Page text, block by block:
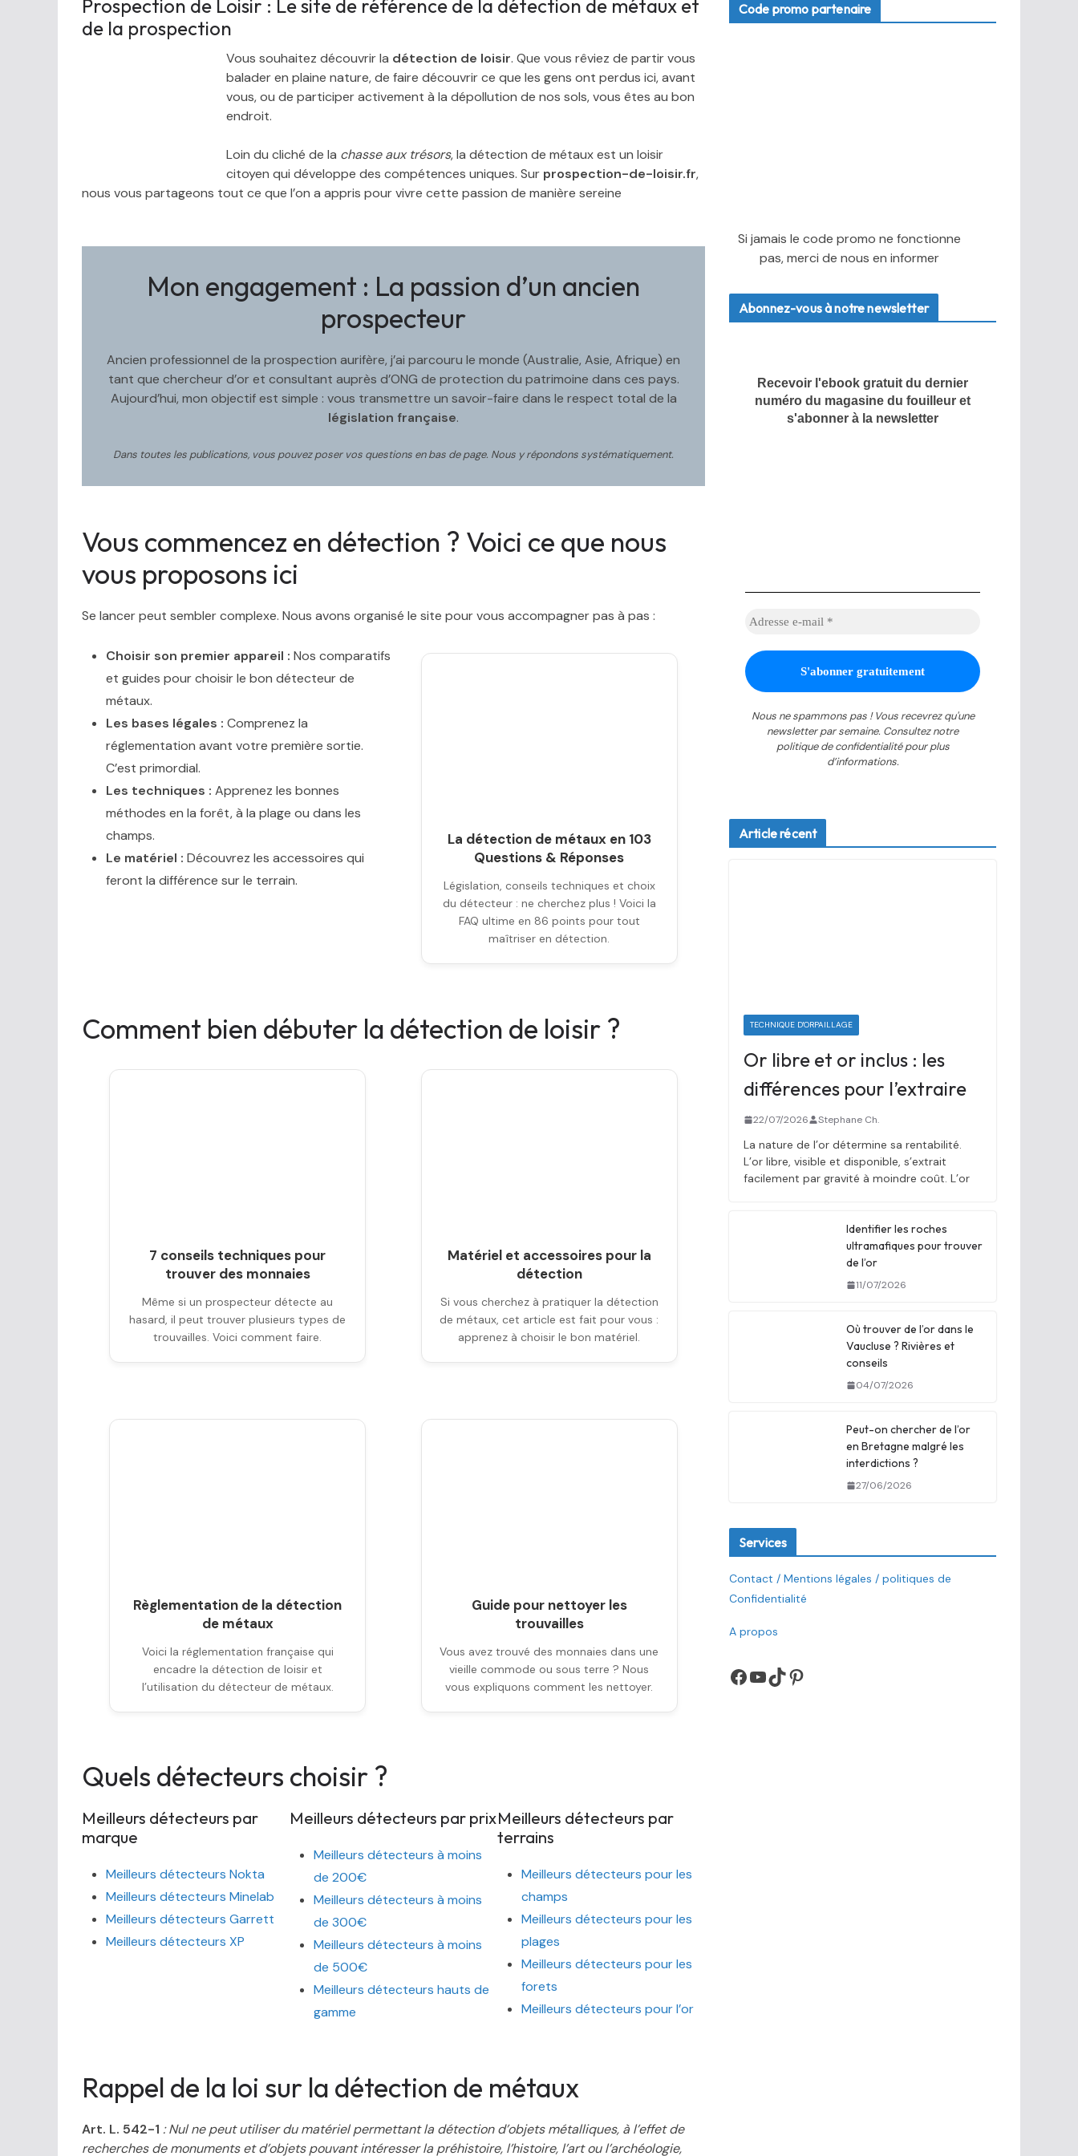
Prospection de Loisir : Le site de référence de la détection de métaux et
de la prospection
Vous souhaitez découvrir la détection de loisir. Que vous rêviez de partir vous
balader en plaine nature, de faire découvrir ce que les gens ont perdus ici, avant
vous, ou de participer activement à la dépollution de nos sols, vous êtes au bon
endroit.
Loin du cliché de la chasse aux trésors, la détection de métaux est un loisir
citoyen qui développe des compétences uniques. Sur prospection-de-loisir.fr,
nous vous partageons tout ce que l’on a appris pour vivre cette passion de manière sereine
Mon engagement : La passion d’un ancien
prospecteur
Ancien professionnel de la prospection aurifère, j’ai parcouru le monde (Australie, Asie, Afrique) en
tant que chercheur d’or et consultant auprès d’ONG de protection du patrimoine dans ces pays.
Aujourd’hui, mon objectif est simple : vous transmettre un savoir-faire dans le respect total de la
législation française.
Dans toutes les publications, vous pouvez poser vos questions en bas de page. Nous y répondons systématiquement.
Vous commencez en détection ? Voici ce que nous
vous proposons ici
Se lancer peut sembler complexe. Nous avons organisé le site pour vous accompagner pas à pas :
Choisir son premier appareil : Nos comparatifs
et guides pour choisir le bon détecteur de
métaux.
Les bases légales : Comprenez la
réglementation avant votre première sortie.
C’est primordial.
Les techniques : Apprenez les bonnes
méthodes en la forêt, à la plage ou dans les
champs.
Le matériel : Découvrez les accessoires qui
feront la différence sur le terrain.
La détection de métaux en 103
Questions & Réponses
Législation, conseils techniques et choix
du détecteur : ne cherchez plus ! Voici la
FAQ ultime en 86 points pour tout
maîtriser en détection.
Comment bien débuter la détection de loisir ?
7 conseils techniques pour
trouver des monnaies
Même si un prospecteur détecte au
hasard, il peut trouver plusieurs types de
trouvailles. Voici comment faire.
Matériel et accessoires pour la
détection
Si vous cherchez à pratiquer la détection
de métaux, cet article est fait pour vous :
apprenez à choisir le bon matériel.
Règlementation de la détection
de métaux
Voici la réglementation française qui
encadre la détection de loisir et
l’utilisation du détecteur de métaux.
Guide pour nettoyer les
trouvailles
Vous avez trouvé des monnaies dans une
vieille commode ou sous terre ? Nous
vous expliquons comment les nettoyer.
Quels détecteurs choisir ?
Meilleurs détecteurs par
marque
Meilleurs détecteurs Nokta
Meilleurs détecteurs Minelab
Meilleurs détecteurs Garrett
Meilleurs détecteurs XP
Meilleurs détecteurs par prix
Meilleurs détecteurs à moins
de 200€
Meilleurs détecteurs à moins
de 300€
Meilleurs détecteurs à moins
de 500€
Meilleurs détecteurs hauts de
gamme
Meilleurs détecteurs par
terrains
Meilleurs détecteurs pour les
champs
Meilleurs détecteurs pour les
plages
Meilleurs détecteurs pour les
forets
Meilleurs détecteurs pour l’or
Rappel de la loi sur la détection de métaux
Art. L. 542-1 : Nul ne peut utiliser du matériel permettant la détection d’objets métalliques, à l’effet de
recherches de monuments et d’objets pouvant intéresser la préhistoire, l’histoire, l’art ou l’archéologie,
Code promo partenaire
Si jamais le code promo ne fonctionne
pas, merci de nous en informer
Abonnez-vous à notre newsletter
Recevoir l'ebook gratuit du dernier
numéro du magasine du fouilleur et
s'abonner à la newsletter
Nous ne spammons pas ! Vous recevrez qu'une
newsletter par semaine. Consultez notre
politique de confidentialité pour plus
d’informations.
Article récent
TECHNIQUE D'ORPAILLAGE
Or libre et or inclus : les
différences pour l’extraire
22/07/2026 Stephane Ch.
La nature de l’or détermine sa rentabilité.
L’or libre, visible et disponible, s’extrait
facilement par gravité à moindre coût. L’or
Identifier les roches
ultramafiques pour trouver
de l’or
11/07/2026
Où trouver de l’or dans le
Vaucluse ? Rivières et
conseils
04/07/2026
Peut-on chercher de l’or
en Bretagne malgré les
interdictions ?
27/06/2026
Services
Contact / Mentions légales / politiques de
Confidentialité
A propos
Facebook YouTube TikTok Pinterest